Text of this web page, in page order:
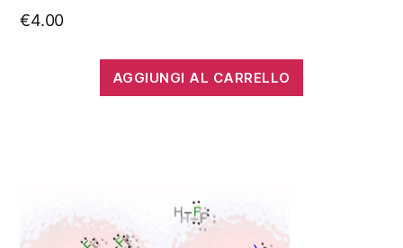
€4.00
AGGIUNGI AL CARRELLO